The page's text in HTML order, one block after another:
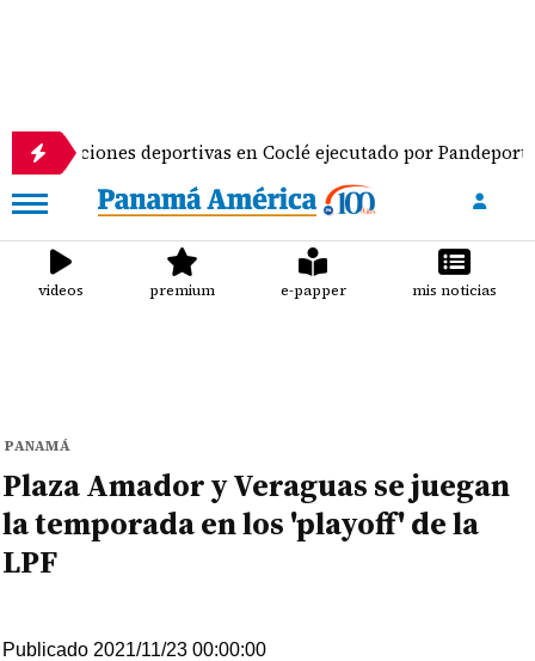
deportivas en Coclé ejecutado por Pandeportes
videos premium e-papper mis noticias
PANAMÁ
Plaza Amador y Veraguas se juegan
la temporada en los 'playoff' de la
LPF
Publicado 2021/11/23 00:00:00